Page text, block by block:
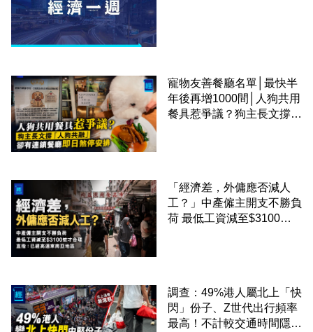
寵物友善餐廳名單│最快半
年後再增1000間│人狗共用
餐具惹爭議？狗主長文撐
「經濟差，外傭應否減人
工？」中產僱主開支不勝負
荷 最低工資減至$3100蚊
調查：49%港人屬北上「快
閃」份子、Z世代出行頻率
最高！不計較交通時間隱形